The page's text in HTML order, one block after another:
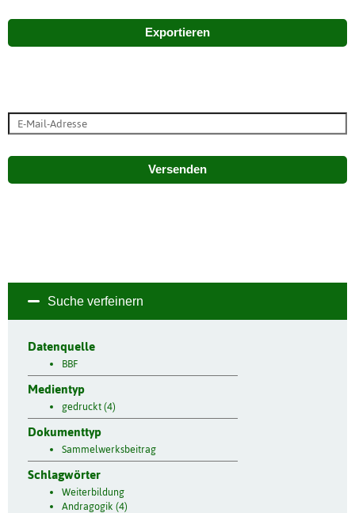
Exportieren
Versenden
Suche verfeinern
Datenquelle
BBF
Medientyp
gedruckt (4)
Dokumenttyp
Sammelwerksbeitrag
Schlagwörter
Weiterbildung
Andragogik (4)